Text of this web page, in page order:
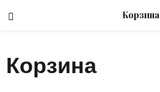
(Магазин)
Корзина
Корзина